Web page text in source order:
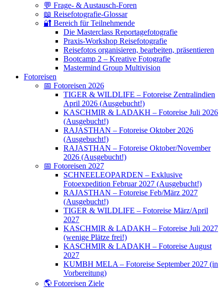
💬 Frage- & Austausch-Foren
📖 Reisefotografie-Glossar
🔐 Bereich für Teilnehmende
Die Masterclass Reportagefotografie
Praxis-Workshop Reisefotografie
Reisefotos organisieren, bearbeiten, präsentieren
Bootcamp 2 – Kreative Fotografie
Mastermind Group Multivision
Fotoreisen
📅 Fotoreisen 2026
TIGER & WILDLIFE – Fotoreise Zentralindien
April 2026 (Ausgebucht!)
KASCHMIR & LADAKH – Fotoreise Juli 2026
(Ausgebucht!)
RAJASTHAN – Fotoreise Oktober 2026
(Ausgebucht!)
RAJASTHAN – Fotoreise Oktober/November
2026 (Ausgebucht!)
📅 Fotoreisen 2027
SCHNEELEOPARDEN – Exklusive
Fotoexpedition Februar 2027 (Ausgebucht!)
RAJASTHAN – Fotoreise Feb/März 2027
(Ausgebucht!)
TIGER & WILDLIFE – Fotoreise März/April
2027
KASCHMIR & LADAKH – Fotoreise Juli 2027
(wenige Plätze frei!)
KASCHMIR & LADAKH – Fotoreise August
2027
KUMBH MELA – Fotoreise September 2027 (in
Vorbereitung)
🌎 Fotoreisen Ziele